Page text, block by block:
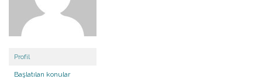
Profil
Başlatılan konular